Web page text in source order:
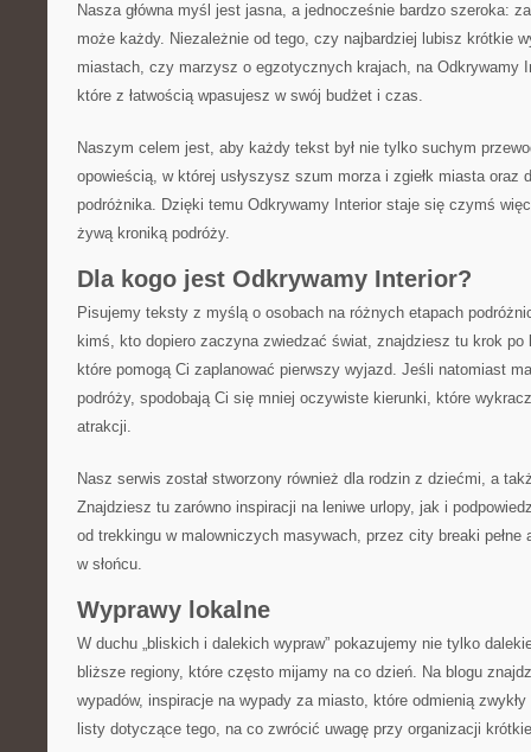
Nasza główna myśl jest jasna, a jednocześnie bardzo szeroka:
może każdy. Niezależnie od tego, czy najbardziej lubisz krótkie
miastach, czy marzysz o egzotycznych krajach, na Odkrywamy
które z łatwością wpasujesz w swój budżet i czas.
Naszym celem jest, aby każdy tekst był nie tylko suchym
opowieścią, w której usłyszysz szum morza i zgiełk miasta oraz
podróżnika. Dzięki temu Odkrywamy Interior staje się czymś
żywą kroniką podróży.
Dla kogo jest Odkrywamy Interior?
Pisujemy teksty z myślą o osobach na różnych etapach
kimś, kto dopiero zaczyna zwiedzać świat, znajdziesz tu krok po
które pomogą Ci zaplanować pierwszy wyjazd. Jeśli natomiast
podróży, spodobają Ci się mniej oczywiste kierunki, które
atrakcji.
Nasz serwis został stworzony również dla rodzin z dziećmi, a
Znajdziesz tu zarówno inspiracji na leniwe urlopy, jak i
od trekkingu w malowniczych masywach, przez city breaki pełne
w słońcu.
Wyprawy lokalne
W duchu „bliskich i dalekich wypraw” pokazujemy nie tylko
bliższe regiony, które często mijamy na co dzień. Na blogu
wypadów, inspiracje na wypady za miasto, które odmienią
listy dotyczące tego, na co zwrócić uwagę przy organizacji